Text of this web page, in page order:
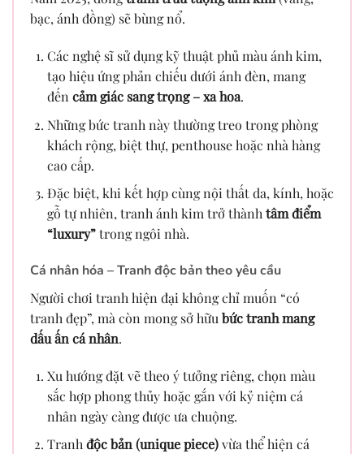
bạc, ánh đồng) sẽ bùng nổ.
Các nghệ sĩ sử dụng kỹ thuật phủ màu ánh kim,
tạo hiệu ứng phản chiếu dưới ánh đèn, mang
đến cảm giác sang trọng – xa hoa.
Những bức tranh này thường treo trong phòng
khách rộng, biệt thự, penthouse hoặc nhà hàng
cao cấp.
Đặc biệt, khi kết hợp cùng nội thất da, kính, hoặc
gỗ tự nhiên, tranh ánh kim trở thànhtâm điểm
“luxury”trong ngôi nhà.
Cá nhân hóa – Tranh độc bản theo yêu cầu
Người chơi tranh hiện đại không chỉ muốn “có
tranh đẹp”, mà còn mong sở hữu bức tranh mang
dấu ấn cá nhân.
Xu hướng đặt vẽ theo ý tưởng riêng, chọn màu
sắc hợp phong thủy hoặc gắn với kỷ niệm cá
nhân ngày càng được ưa chuộng.
Tranhđộc bản (unique piece)vừa thể hiện cá